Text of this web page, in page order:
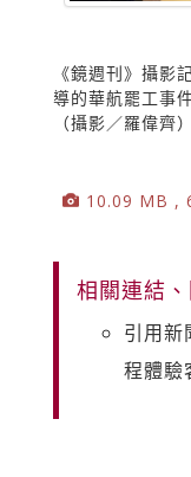
《鏡週刊》攝影
導的華航罷工事
（攝影／羅偉齊）
10.09 MB ,
相關連結、
引用新
程體驗